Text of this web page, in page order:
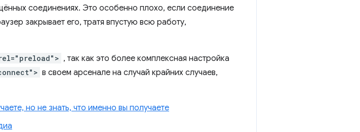
соединениях. Это особенно плохо, если соединение
закрывает его, тратя впустую всю работу,
, так как это более комплексная настройка
в своем арсенале на случай крайних случаев,
но не знать, что именно вы получаете